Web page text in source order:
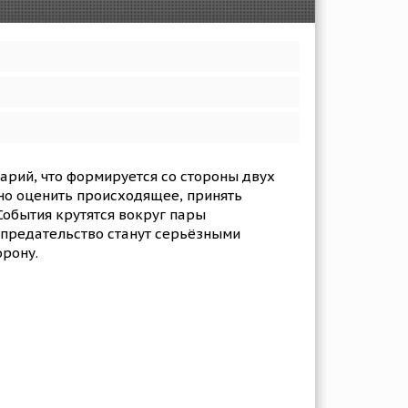
что формируется со стороны двух
оценить происходящее, принять
крутятся вокруг пары
станут серьёзными